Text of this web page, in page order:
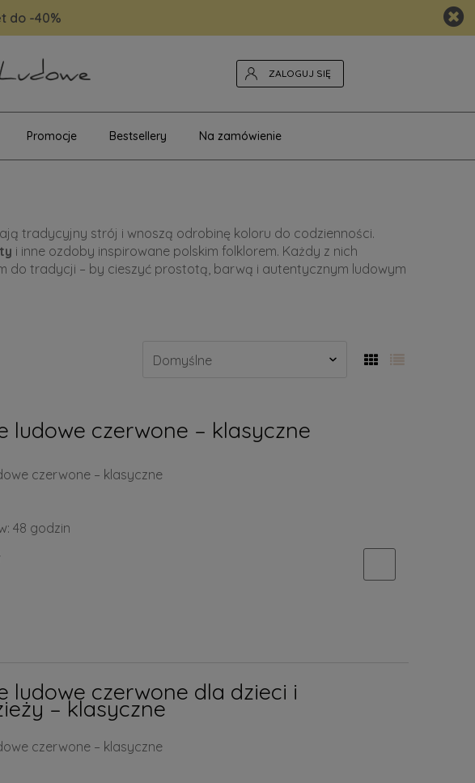
do -40%
ZALOGUJ SIĘ
Promocje Bestsellery Na zamówienie
tradycyjny strój i wnoszą odrobinę koloru do codzienności.
i inne ozdoby inspirowane polskim folklorem. Każdy z nich
do tradycji – by cieszyć prostotą, barwą i autentycznym ludowym
ludowe czerwone – klasyczne
czerwone – klasyczne
48 godzin
ludowe czerwone dla dzieci i
– klasyczne
czerwone – klasyczne